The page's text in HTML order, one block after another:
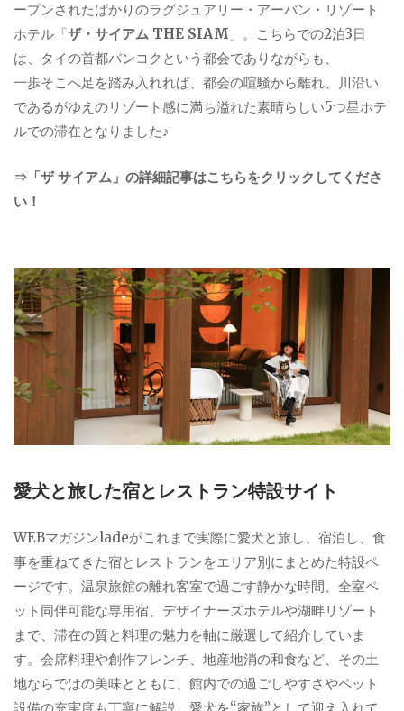
ープンされたばかりのラグジュアリー・アーバン・リゾート
ホテル「ザ・サイアム THE SIAM 」。こちらでの2泊3日
は、タイの首都バンコクという都会でありながらも、
一歩そこへ足を踏み入れれば、都会の喧騒から離れ、川沿い
であるがゆえのリゾート感に満ち溢れた素晴らしい5つ星ホテ
ルでの滞在となりました♪
⇒「ザ サイアム」の詳細記事はこちらをクリックしてくださ
い！
愛犬と旅した宿とレストラン特設サイト
WEBマガジンladeがこれまで実際に愛犬と旅し、宿泊し、食
事を重ねてきた宿とレストランをエリア別にまとめた特設ペ
ージです。温泉旅館の離れ客室で過ごす静かな時間、全室ペ
ット同伴可能な専用宿、デザイナーズホテルや湖畔リゾート
まで、滞在の質と料理の魅力を軸に厳選して紹介していま
す。会席料理や創作フレンチ、地産地消の和食など、その土
地ならではの美味とともに、館内での過ごしやすさやペット